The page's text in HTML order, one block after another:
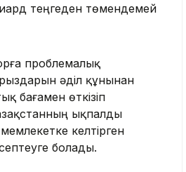
теңгеден төмендемей
проблемалық
әділ құнынан
бағамен өткізіп
ықпалды
келтірген
болады.